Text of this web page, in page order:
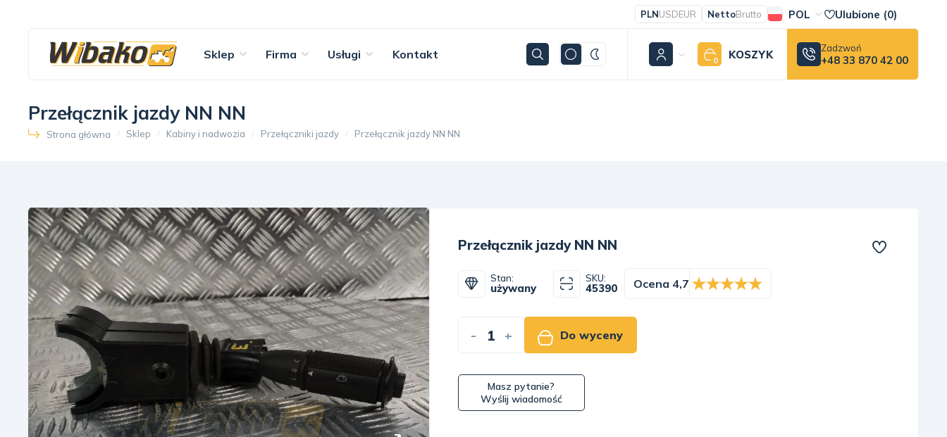
PLNUSDEUR NettoBrutto POL Ulubione (0)
Sklep Firma Usługi Kontakt 0 KOSZYK Zadzwoń
+48 33 870 42 00
Przełącznik jazdy NN NN
Strona główna Sklep Kabiny i nadwozia Przełączniki jazdy Przełącznik jazdy NN NN
Przełącznik jazdy NN NN
Stan:
używany
SKU:
45390 Ocena 4,7
- + Do wyceny
Masz pytanie?
Wyślij wiadomość